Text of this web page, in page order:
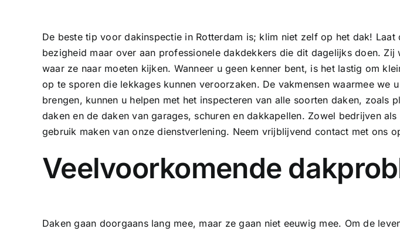
De beste tip voor dakinspectie in Rotterdam is; klim niet zelf op het dak! Laat
bezigheid maar over aan professionele dakdekkers die dit dagelijks doen. Zij
waar ze naar moeten kijken. Wanneer u geen kenner bent, is het lastig om
op te sporen die lekkages kunnen veroorzaken. De vakmensen waarmee we
brengen, kunnen u helpen met het inspecteren van alle soorten daken, zoals
daken en de daken van garages, schuren en dakkapellen. Zowel bedrijven
gebruik maken van onze dienstverlening. Neem vrijblijvend contact met ons
Veelvoorkomende
Daken gaan doorgaans lang mee, maar ze gaan niet eeuwig mee. Om de